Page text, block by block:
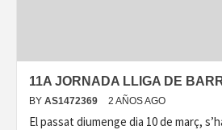
11A JORNADA LLIGA DE
BY AS1472369 2 AÑOS AGO
El passat diumenge dia 10 de març,